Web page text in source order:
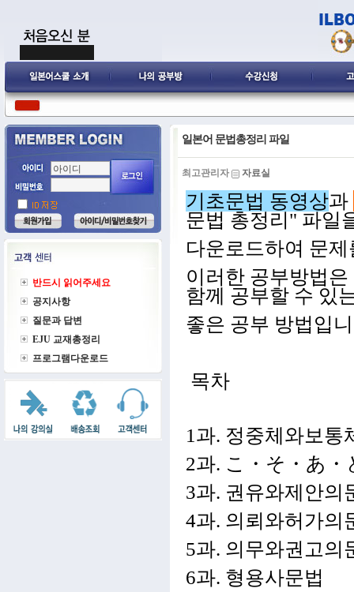
반드시 읽어주세요
공지사항
질문과 답변
EJU 교재총정리
프로그램다운로드
일본어 문법총정리 파일
최고관리자 자료실
기초문법 동영상과
문법 총정리" 파일
다운로드하여 문
이러한 공부방법
함께 공부할 수 있
좋은 공부 방법입
목차
1과. 정중체와보통
2과. こ・そ・あ・
3과. 권유와제안의
4과. 의뢰와허가의
5과. 의무와권고의
6과. 형용사문법